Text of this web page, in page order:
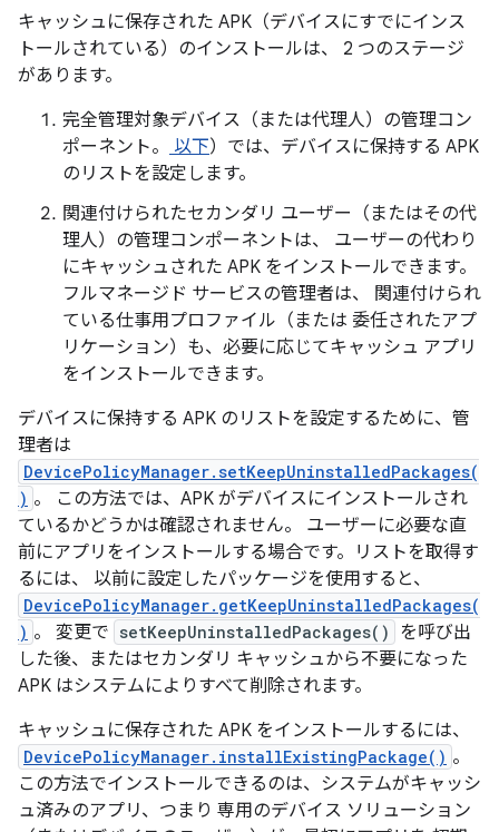
キャッシュに保存された APK（デバイスにすでにインス
トールされている）のインストールは、 2 つのステージ
があります。
完全管理対象デバイス（または代理人）の管理コン
ポーネント。
以下）では、デバイスに保持する APK
のリストを設定します。
関連付けられたセカンダリ ユーザー（またはその代
理人）の管理コンポーネントは、 ユーザーの代わり
にキャッシュされた APK をインストールできます。
フルマネージド サービスの管理者は、 関連付けられ
ている仕事用プロファイル（または 委任されたアプ
リケーション）も、必要に応じてキャッシュ アプリ
をインストールできます。
デバイスに保持する APK のリストを設定するために、管
理者は
DevicePolicyManager.setKeepUninstalledPackages(
) 。 この方法では、APK がデバイスにインストールされ
ているかどうかは確認されません。 ユーザーに必要な直
前にアプリをインストールする場合です。リストを取得す
るには、 以前に設定したパッケージを使用すると、
DevicePolicyManager.getKeepUninstalledPackages(
) 。 変更で setKeepUninstalledPackages()
を呼び出
した後、またはセカンダリ キャッシュから不要になった
APK はシステムによりすべて削除されます。
キャッシュに保存された APK をインストールするには、
DevicePolicyManager.installExistingPackage() 。
この方法でインストールできるのは、システムがキャッシ
ュ済みのアプリ、つまり 専用のデバイス ソリューション